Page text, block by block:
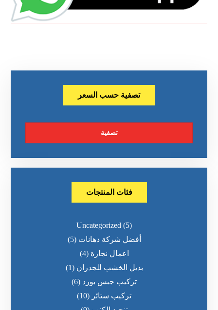
تصفية حسب السعر
تصفية
فئات المنتجات
Uncategorized (5)
أفضل شركة دهانات (5)
اعمال نجارة (4)
بديل الخشب للجدران (1)
تركيب جبس بورد (6)
تركيب ستائر (10)